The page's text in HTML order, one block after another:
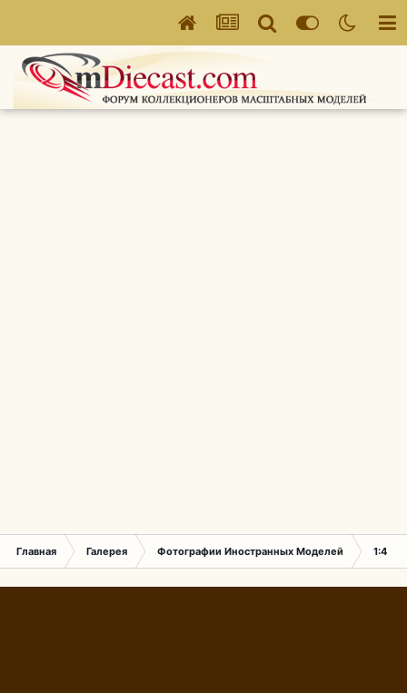
Главная Галерея Фотографии Иностранных Моделей 1:43